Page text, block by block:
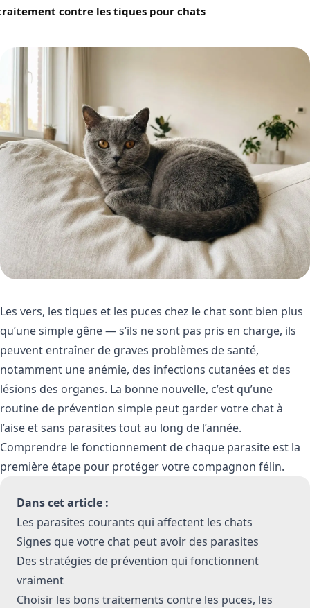
contre les tiques pour chats
Les vers, les tiques et les puces chez le chat sont bien plus
qu’une simple gêne — s’ils ne sont pas pris en charge, ils
peuvent entraîner de graves problèmes de santé,
notamment une anémie, des infections cutanées et des
lésions des organes. La bonne nouvelle, c’est qu’une
routine de prévention simple peut garder votre chat à
l’aise et sans parasites tout au long de l’année.
Comprendre le fonctionnement de chaque parasite est la
première étape pour protéger votre compagnon félin.
Dans cet article :
Les parasites courants qui affectent les chats
Signes que votre chat peut avoir des parasites
Des stratégies de prévention qui fonctionnent
vraiment
Choisir les bons traitements contre les puces, les